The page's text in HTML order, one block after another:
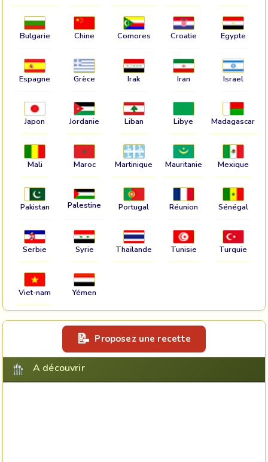
Bulgarie Chine Comores Croatie Egypte
Espagne Grèce Irak Iran Israel
Japon Jordanie Liban Libye Madagascar
Mali Maroc Martinique Mauritanie Mexique
Pakistan Palestine Portugal Réunion Sénégal
Serbie Syrie Thaïlande Tunisie Turquie
Viet-nam Yémen
Proposez une recette
A découvrir